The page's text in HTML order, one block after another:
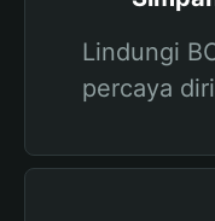
Lindungi
percaya